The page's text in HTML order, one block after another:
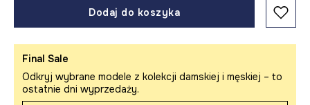
Dodaj do koszyka
Final Sale
Odkryj wybrane modele z kolekcji damskiej i męskiej – to
ostatnie dni wyprzedaży.